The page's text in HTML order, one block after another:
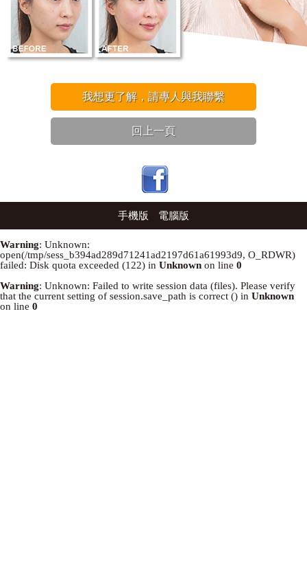
我想更了解，請專人與我聯繫
回上一頁
手機版 電腦版
Warning: Unknown:
open(/tmp/sess_b394ad289d71241ad2197d61a61993d9, O_RDWR)
failed: Disk quota exceeded (122) in Unknown on line 0
Warning: Unknown: Failed to write session data (files). Please verify
that the current setting of session.save_path is correct () in Unknown
on line 0